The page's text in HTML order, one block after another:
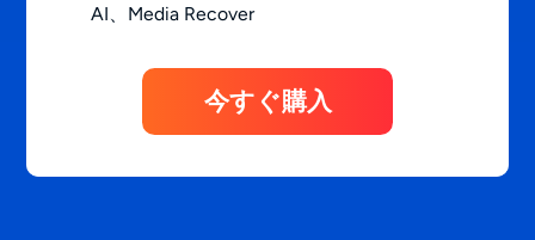
AI、Media Recover
今すぐ購入